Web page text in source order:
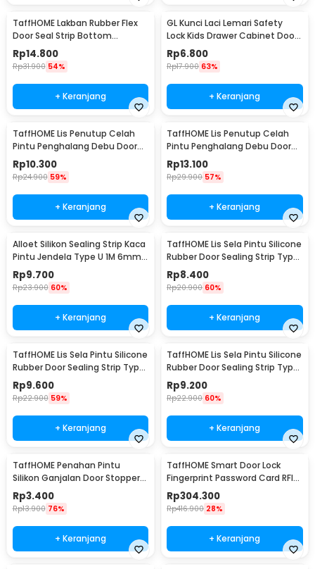
TaffHOME Lakban Rubber Flex
Door Seal Strip Bottom
Waterproof 45mmx5M - TP39
Rp14.800
Rp31.900 54%
+ Keranjang
GL Kunci Laci Lemari Safety
Lock Kids Drawer Cabinet Door
- LG27
Rp6.800
Rp17.900 63%
+ Keranjang
TaffHOME Lis Penutup Celah
Pintu Penghalang Debu Door
Bottom Seal 25mmx5M -
EACC25
Rp10.300
Rp24.900 59%
+ Keranjang
TaffHOME Lis Penutup Celah
Pintu Penghalang Debu Door
Bottom Seal 35mmx5M -
EACC25
Rp13.100
Rp29.900 57%
+ Keranjang
Alloet Silikon Sealing Strip Kaca
Pintu Jendela Type U 1M 6mm -
TP40
Rp9.700
Rp23.900 60%
+ Keranjang
TaffHOME Lis Sela Pintu Silicone
Rubber Door Sealing Strip Type
H 1M 6mm - TP40
Rp8.400
Rp20.900 60%
+ Keranjang
TaffHOME Lis Sela Pintu Silicone
Rubber Door Sealing Strip Type
H 1M 10mm - TP40
Rp9.600
Rp22.900 59%
+ Keranjang
TaffHOME Lis Sela Pintu Silicone
Rubber Door Sealing Strip Type
H 1M 12mm - TP40
Rp9.200
Rp22.900 60%
+ Keranjang
TaffHOME Penahan Pintu
Silikon Ganjalan Door Stopper
Size S 1 PCS - T01
Rp3.400
Rp13.900 76%
+ Keranjang
TaffHOME Smart Door Lock
Fingerprint Password Card RFID
Alarm - XR24
Rp304.300
Rp416.900 28%
+ Keranjang